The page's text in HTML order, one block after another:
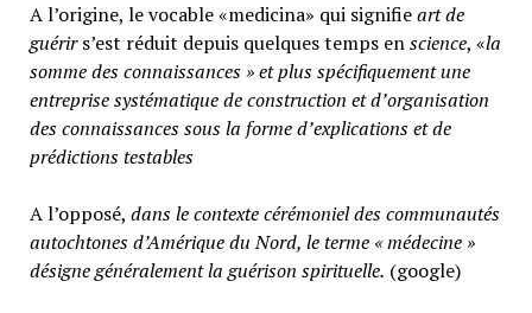
A l’origine, le vocable «medicina» qui signifieart de
guérirs’est réduit depuis quelques temps enscience, «la
somme des connaissances » et plus spécifiquement une
entreprise systématique de construction et d’organisation
des connaissances sous la forme d’explications et de
prédictions testables
A l’opposé, dans le contexte cérémoniel des communautés
autochtones d’Amérique du Nord, le terme « médecine »
désigne généralementla guérison spirituelle. (google)